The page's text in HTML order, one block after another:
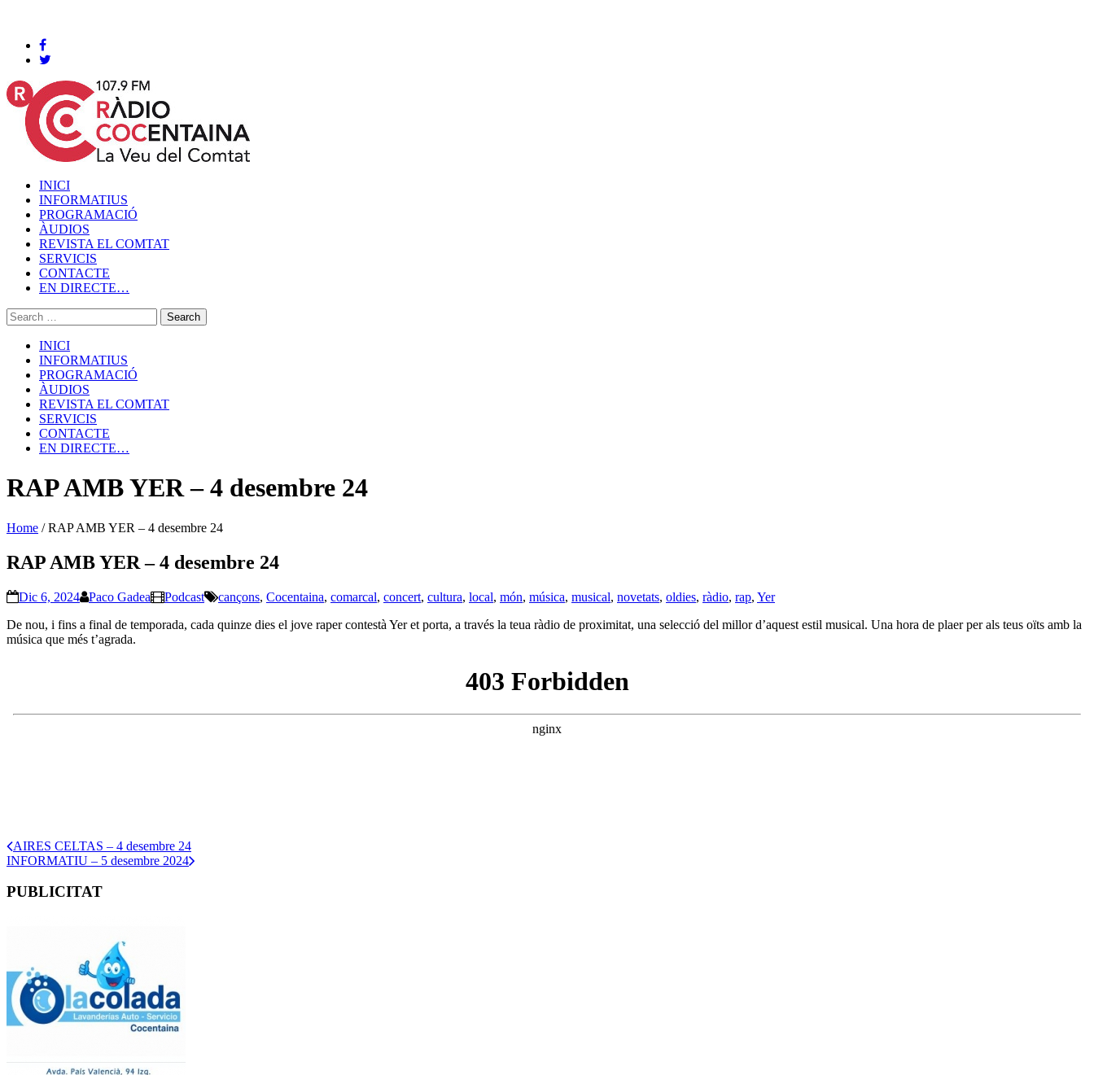
INICI
INFORMATIUS
PROGRAMACIÓ
ÀUDIOS
REVISTA EL COMTAT
SERVICIS
CONTACTE
EN DIRECTE…
INICI
INFORMATIUS
PROGRAMACIÓ
ÀUDIOS
REVISTA EL COMTAT
SERVICIS
CONTACTE
EN DIRECTE…
RAP AMB YER – 4 desembre 24
Home /RAP AMB YER – 4 desembre 24
RAP AMB YER – 4 desembre 24
Dic 6, 2024 Paco Gadea Podcast cançons, Cocentaina, comarcal, concert, cultura, local, món, música, musical, novetats, oldies, ràdio, rap, Yer
De nou, i fins a final de temporada, cada quinze dies el jove raper contestà Yer et porta, a través la teua ràdio de proximitat, una selecció del millor d’aquest estil musical. Una hora de plaer per als teus oïts amb la
música que més t’agrada.
AIRES CELTAS – 4 desembre 24
INFORMATIU – 5 desembre 2024
PUBLICITAT